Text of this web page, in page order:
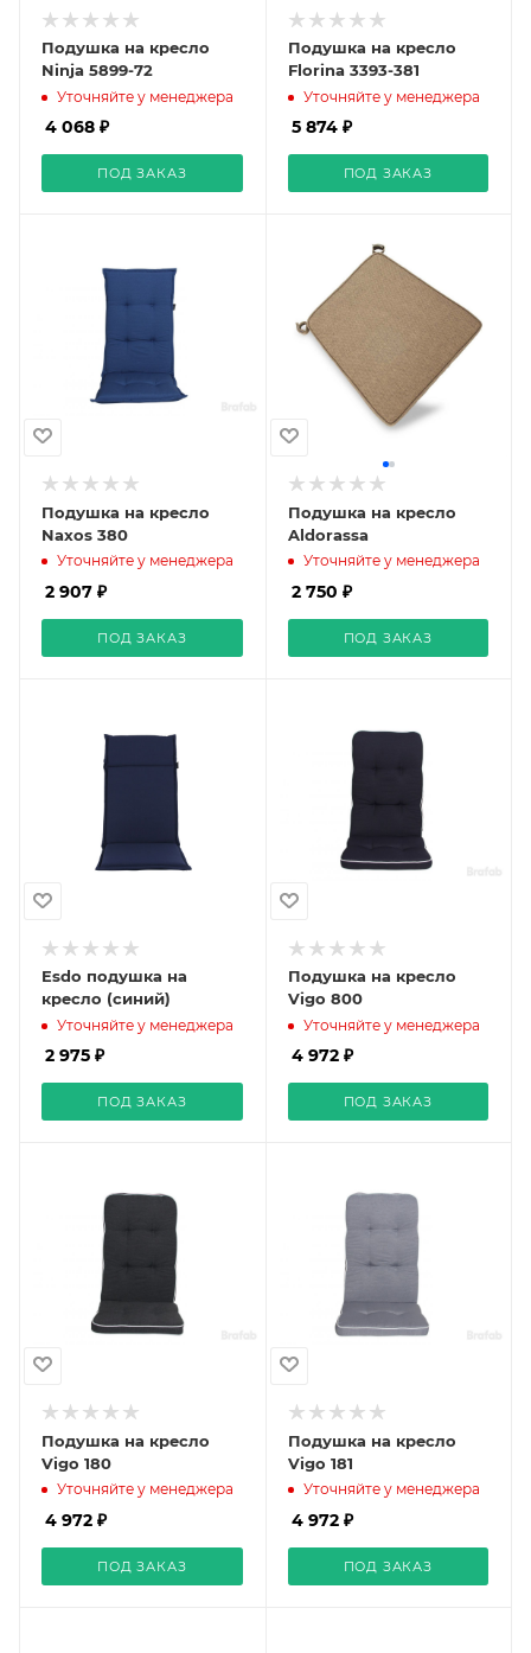
Подушка на кресло
Ninja 5899-72
Уточняйте у менеджера
4 068 ₽
ПОД ЗАКАЗ
Подушка на кресло
Florina 3393-381
Уточняйте у менеджера
5 874 ₽
ПОД ЗАКАЗ
Подушка на кресло
Naxos 380
Уточняйте у менеджера
2 907 ₽
ПОД ЗАКАЗ
Подушка на кресло
Aldorassa
Уточняйте у менеджера
2 750 ₽
ПОД ЗАКАЗ
Esdo подушка на
кресло (синий)
Уточняйте у менеджера
2 975 ₽
ПОД ЗАКАЗ
Подушка на кресло
Vigo 800
Уточняйте у менеджера
4 972 ₽
ПОД ЗАКАЗ
Подушка на кресло
Vigo 180
Уточняйте у менеджера
4 972 ₽
ПОД ЗАКАЗ
Подушка на кресло
Vigo 181
Уточняйте у менеджера
4 972 ₽
ПОД ЗАКАЗ